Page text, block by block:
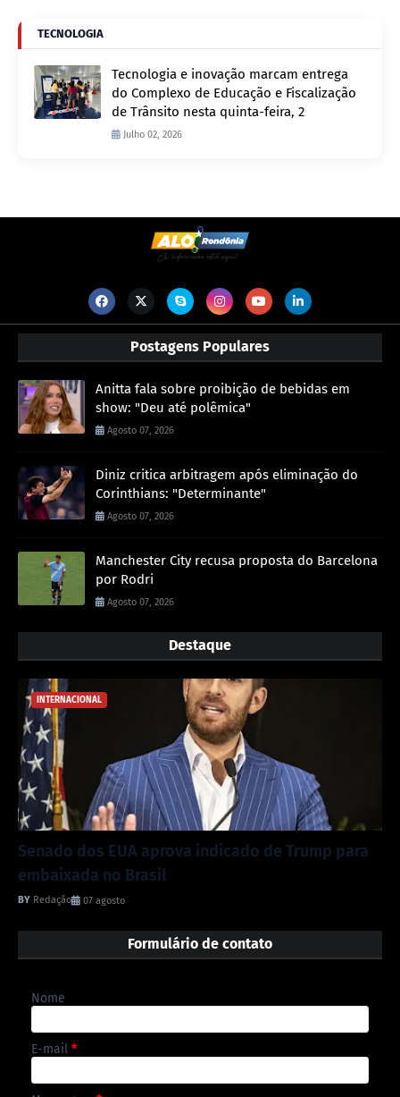
TECNOLOGIA
Tecnologia e inovação marcam entrega
do Complexo de Educação e Fiscalização
de Trânsito nesta quinta-feira, 2
Julho 02, 2026
Postagens Populares
Anitta fala sobre proibição de bebidas em
show: "Deu até polêmica"
Agosto 07, 2026
Diniz critica arbitragem após eliminação do
Corinthians: "Determinante"
Agosto 07, 2026
Manchester City recusa proposta do Barcelona
por Rodri
Agosto 07, 2026
Destaque
INTERNACIONAL
Senado dos EUA aprova indicado de Trump para
embaixada no Brasil
Redação 07 agosto
Formulário de contato
Nome
E-mail *